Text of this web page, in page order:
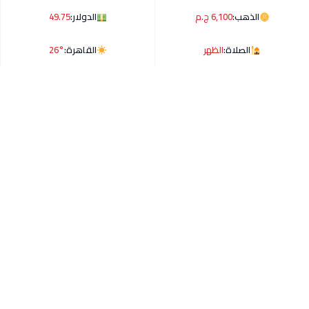
الذهب:6,100 ج.م الدولار:49.75
الصلاة:الظهر القاهرة:26°